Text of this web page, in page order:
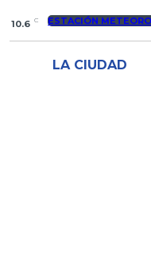
10.6 C ESTACIÓN
LA CIUDAD